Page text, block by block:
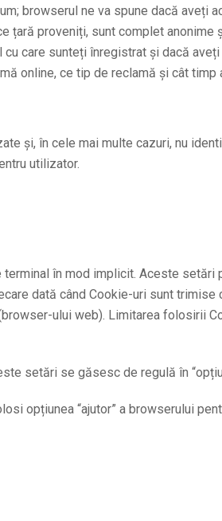
browserul ne va spune dacă aveți
proveniți, sunt complet anonime
care sunteți înregistrat și dacă
online, ce tip de reclamă și cât
și, în cele mai multe cazuri, nu
utilizator.
în mod implicit. Aceste setări
dată când Cookie-uri sunt
ului web). Limitarea folosirii
setări se găsesc de regulă în
opțiunea “ajutor” a browserului